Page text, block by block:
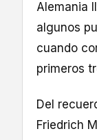
Alemania
algunos
cuando
primeros
Del
Friedrich